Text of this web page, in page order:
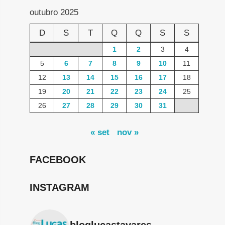
outubro 2025
D S T Q Q S S
1 2 3
4
5
6 7 8 9 10
11
12
13 14 15 16 17
18
19
20 21 22 23 24
25
26
27 28 29 30 31
« set nov »
FACEBOOK
INSTAGRAM